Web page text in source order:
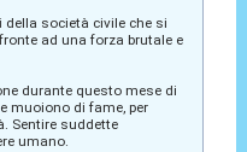
della società civile che si
ad una forza brutale e
durante questo mese di
muoiono di fame, per
Sentire suddette
umano.